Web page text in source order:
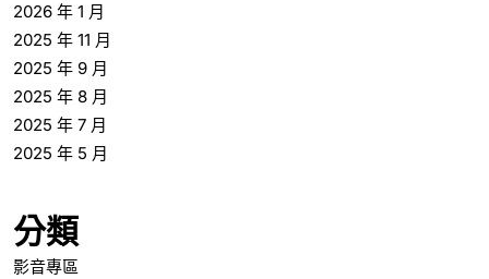
2026 年 1 月
2025 年 11 月
2025 年 9 月
2025 年 8 月
2025 年 7 月
2025 年 5 月
分類
影音專區